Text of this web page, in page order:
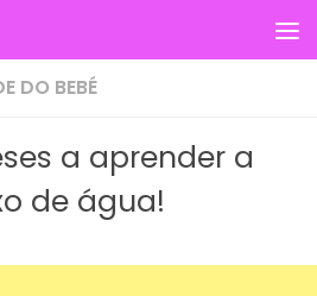
DO BEBÉ
a aprender a
de água!